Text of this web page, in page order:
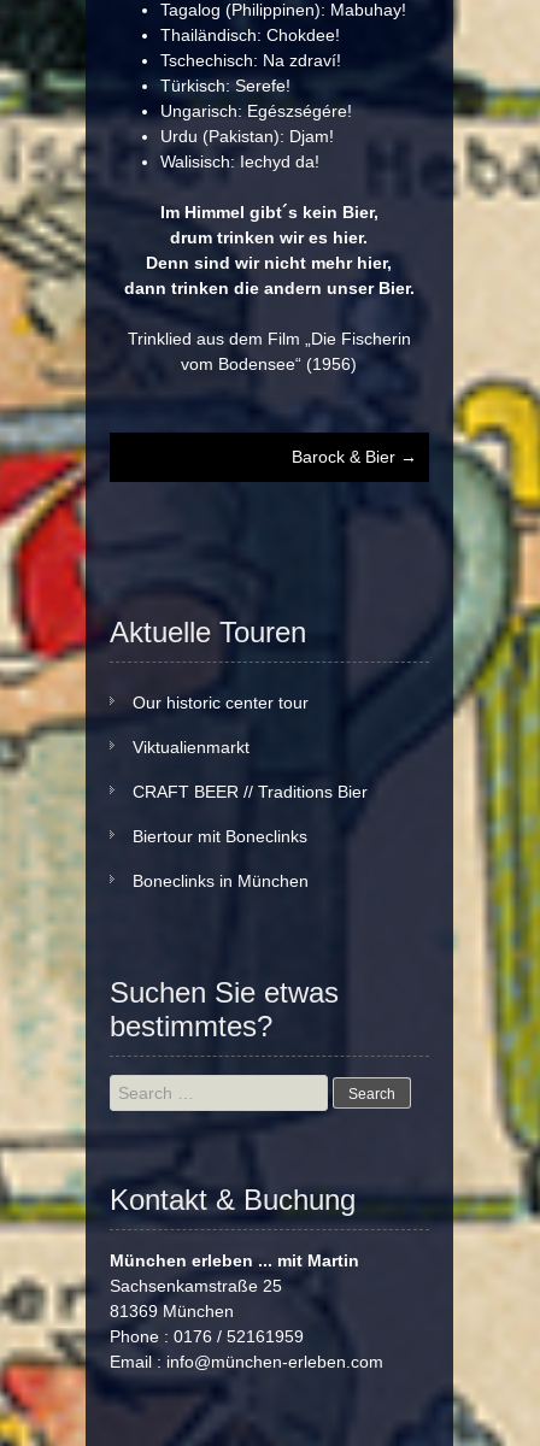
Tagalog (Philippinen): Mabuhay!
Thailändisch: Chokdee!
Tschechisch: Na zdraví!
Türkisch: Serefe!
Ungarisch: Egészségére!
Urdu (Pakistan): Djam!
Walisisch: Iechyd da!
Im Himmel gibt´s kein Bier,
drum trinken wir es hier.
Denn sind wir nicht mehr hier,
dann trinken die andern unser Bier.
Trinklied aus dem Film „Die Fischerin
vom Bodensee“ (1956)
Post
Barock & Bier →
Aktuelle Touren
Our historic center tour
Viktualienmarkt
CRAFT BEER // Traditions Bier
Biertour mit Boneclinks
Boneclinks in München
Suchen Sie etwas
bestimmtes?
Search
for:
Kontakt & Buchung
München erleben ... mit Martin
Sachsenkamstraße 25
81369 München
Phone : 0176 / 52161959
Email : info@münchen-erleben.com